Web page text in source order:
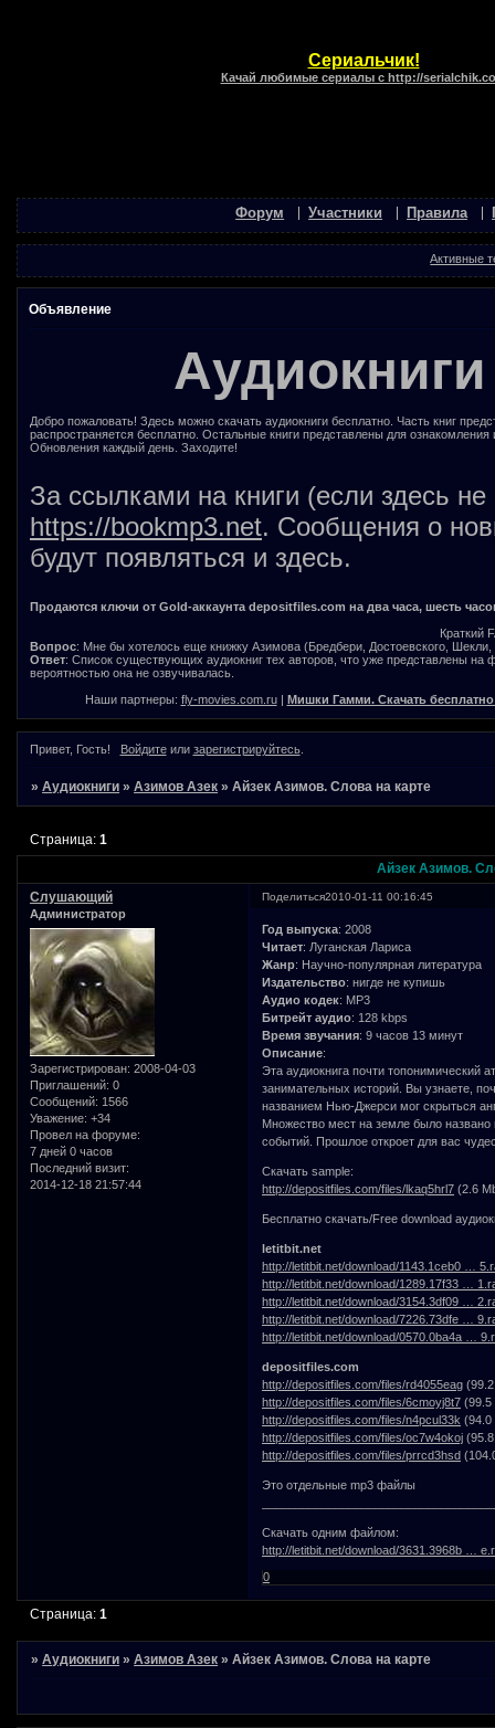
Сериальчик!
Качай любимые сериалы с http://
Форум Участники Правила
Активные
Объявление
Добро пожаловать! Здесь можно скачать аудиокниги бесплатно. Часть книг
распространяется бесплатно. Остальные книги представлены для
Обновления каждый день. Заходите!
За ссылками на книги (если здесь
https://bookmp3.net. Сообщения о
будут появляться и здесь.
Продаются ключи от Gold-аккаунта depositfiles.com на два часа, шесть
Краткий
Вопрос: Мне бы хотелось еще книжку Азимова (Бредбери, Достоевского, Шекли,
Ответ: Список существующих аудиокниг тех авторов, что уже представлены на
вероятностью она не озвучивалась.
Наши партнеры: fly-movies.com.ru| Мишки Гамми. Скачать
Привет, Гость! Войдитеили зарегистрируйтесь.
»Аудиокниги »Азимов Азек »Айзек Азимов. Слова на карте
Айзек Азимов.
Страница:1
Поделиться2010-01-11 00:16:45
Слушающий
Администратор
Зарегистрирован: 2008-04-03
Приглашений: 0
Сообщений: 1566
Уважение: +34
Провел на форуме:
7 дней 0 часов
Последний визит:
2014-12-18 21:57:44
Год выпуска: 2008
Читает: Луганская Лариса
Жанр: Научно-популярная литература
Издательство: нигде не купишь
Аудио кодек: MP3
Битрейт аудио: 128 kbps
Время звучания: 9 часов 13 минут
Описание:
Эта аудиокнига почти топонимический
занимательных историй. Вы узнаете,
названием Нью-Джерси мог скрыться
Множество мест на земле было названо
событий. Прошлое откроет для вас
Скачать sample:
http://depositfiles.com/files/lkaq5hrl7 (2.6
Бесплатно скачать/Free download
letitbit.net
http://letitbit.net/download/1143.1ceb0 …
http://letitbit.net/download/1289.17f33 …
http://letitbit.net/download/3154.3df09 …
http://letitbit.net/download/7226.73dfe …
http://letitbit.net/download/0570.0ba4a …
depositfiles.com
http://depositfiles.com/files/rd4055eag
http://depositfiles.com/files/6cmoyj8t7 (99.5
http://depositfiles.com/files/n4pcul33k (94.0
http://depositfiles.com/files/oc7w4okoj
http://depositfiles.com/files/prrcd3hsd
Это отдельные mp3 файлы
Скачать одним файлом:
http://letitbit.net/download/3631.3968b …
0
Страница:1
»Аудиокниги »Азимов Азек »Айзек Азимов. Слова на карте